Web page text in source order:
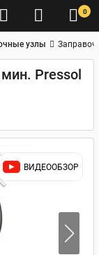
0
узлы
Pressol
ВИДЕООБЗОР